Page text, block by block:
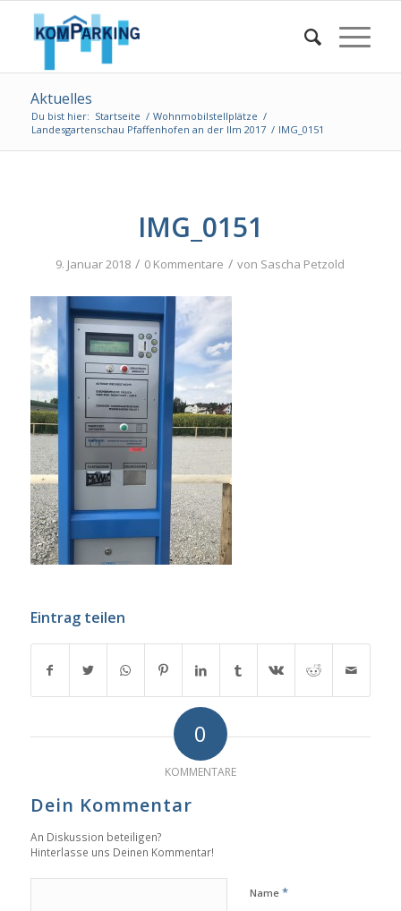
Aktuelles
Du bist hier: Startseite / Wohnmobilstellplätze /
Landesgartenschau Pfaffenhofen an der Ilm 2017 / IMG_0151
IMG_0151
9. Januar 2018 / 0 Kommentare / von Sascha Petzold
Eintrag teilen
0
KOMMENTARE
Dein Kommentar
An Diskussion beteiligen?
Hinterlasse uns Deinen Kommentar!
Name *